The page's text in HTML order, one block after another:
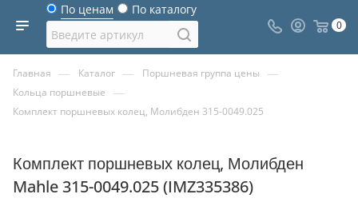
По ценам По каталогу
0
Главная — Каталог — Поршневая группа цены —
Кольца поршневые —
Комплект поршневых колец, Молибден 315-0049.025
Комплект поршневых колец, Молибден
Mahle 315-0049.025 (IMZ335386)